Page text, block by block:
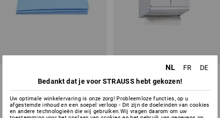
Professional, set van 5 stuks
4 kleuren
v.a. € 7,14
(incl. BTW) v.a. 6 pakken
1 variant
v.a. € 36,18
(incl. BTW) v.a. 2 stuks
NL FR
DE
Bedankt dat je voor STRAUSS hebt gekozen!
Uw optimale winkelervaring is onze zorg! Probleemloze functies, op u
afgestemde inhoud en een soepel verloop - Dit zijn de doeleinden van cookies
en andere technologieën die wij gebruiken.Wij vragen daarom om uw